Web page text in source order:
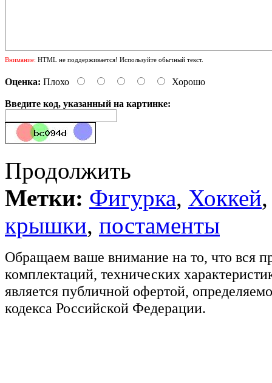
Внимание: HTML не поддерживается! Используйте обычный текст.
Оценка: Плохо Хорошо
Введите код, указанный на картинке:
Продолжить
Метки: Фигурка, Хоккей
крышки, постаменты
Обращаем ваше внимание на то, что вся
комплектаций, технических
является публичной офертой,
кодекса Российской Федерации.